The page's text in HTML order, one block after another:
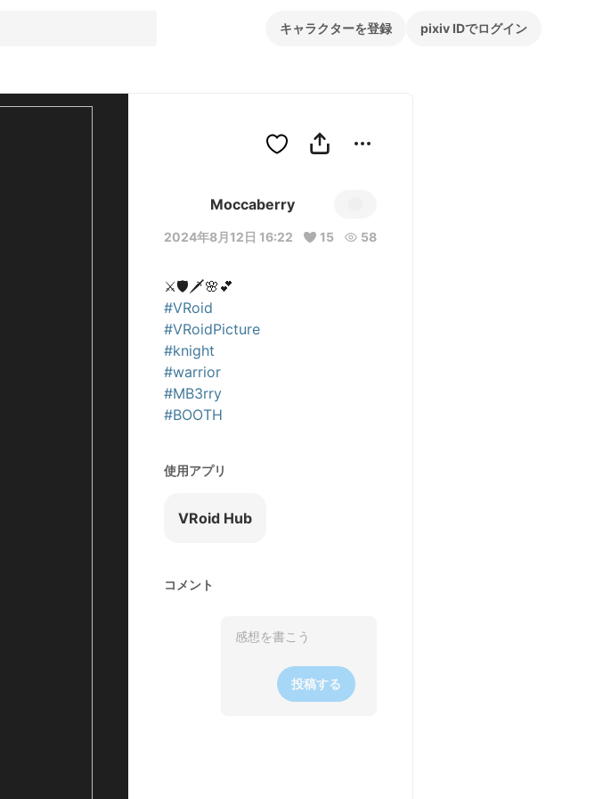
キャラクターを登録 pixiv IDでログイン
Moccaberry
2024年8月12日 16:22 15 58
#VRoid
#VRoidPicture
#knight
#warrior
#MB3rry
#BOOTH
使用アプリ
VRoid Hub
コメント
投稿する